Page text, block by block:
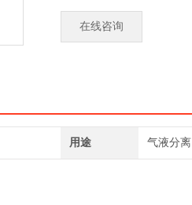
在线咨询
用途 气液分离